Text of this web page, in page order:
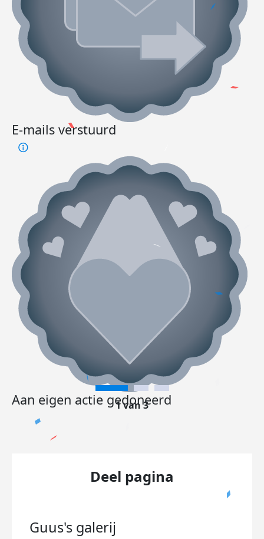
E-mails verstuurd
Aan eigen actie gedoneerd
1 van 3
Deel pagina
Guus's galerij